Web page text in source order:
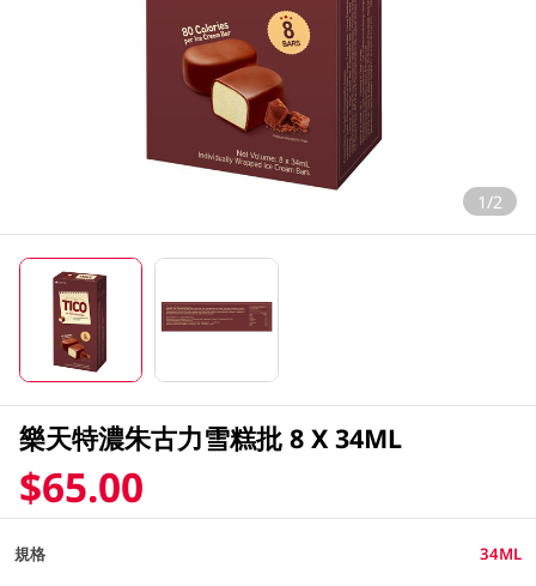
1/2
樂天特濃朱古力雪糕批 8 X 34ML
$65.00
規格 34ML